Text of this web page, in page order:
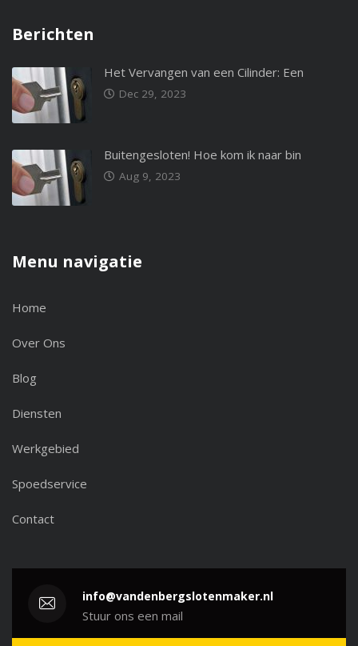
Berichten
Het Vervangen van een Cilinder: Een
Dec 29, 2023
Buitengesloten! Hoe kom ik naar bin
Aug 9, 2023
Menu navigatie
Home
Over Ons
Blog
Diensten
Werkgebied
Spoedservice
Contact
info@vandenbergslotenmaker.nl
Stuur ons een mail